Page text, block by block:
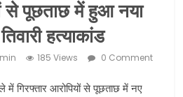
से पूछताछ में हुआ नया
हत्याकांड
185 Views 0 Comment
में गिरफ्तार आरोपियों से पूछताछ में नए